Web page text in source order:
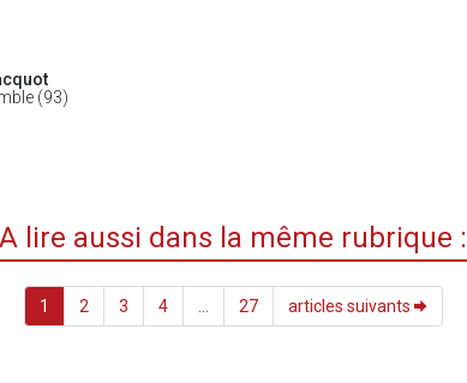
(93)
A lire aussi dans la même rubrique :
1 2 3 4 ... 27 articles suivants